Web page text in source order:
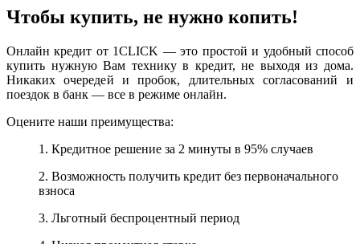
Чтобы купить, не нужно копить!
Онлайн кредит от 1CLICK — это простой и удобный способ
купить нужную Вам технику в кредит, не выходя из дома.
Никаких очередей и пробок, длительных согласований и
поездок в банк — все в режиме онлайн.
Оцените наши преимущества:
1. Кредитное решение за 2 минуты в 95% случаев
2. Возможность получить кредит без первоначального
взноса
3. Льготный беспроцентный период